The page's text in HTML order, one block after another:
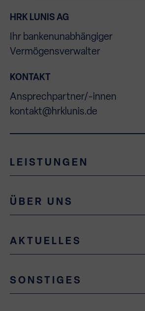
HRK LUNIS AG
Ihr bankenunabhängiger
Vermögensverwalter
KONTAKT
Ansprechpartner/-innen
kontakt@hrklunis.de
LEISTUNGEN
ÜBER UNS
AKTUELLES
SONSTIGES